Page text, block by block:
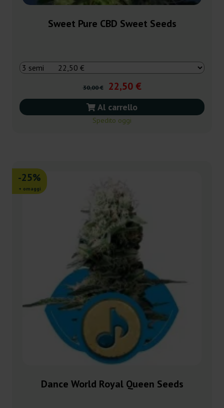
Sweet Pure CBD Sweet Seeds
30,00 € 22,50 €
Al carrello
Spedito oggi
-25%
+ omaggi
Dance World Royal Queen Seeds